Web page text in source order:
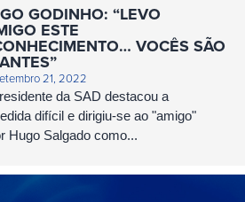
GODINHO: “LEVO
ESTE
VOCÊS SÃO
21, 2022
da SAD destacou a
difícil e dirigiu-se ao "amigo"
Hugo Salgado como...